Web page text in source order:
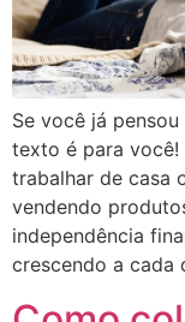
Se você já
texto é para você!
trabalhar de casa
vendendo
independência
crescendo a cada